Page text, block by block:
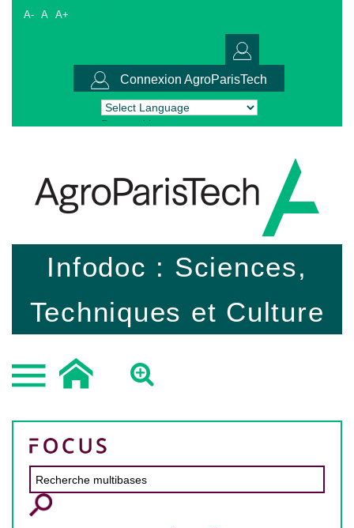
A- A A+
Connexion AgroParisTech
Powered by Translate
Infodoc : Sciences,
Techniques et Culture